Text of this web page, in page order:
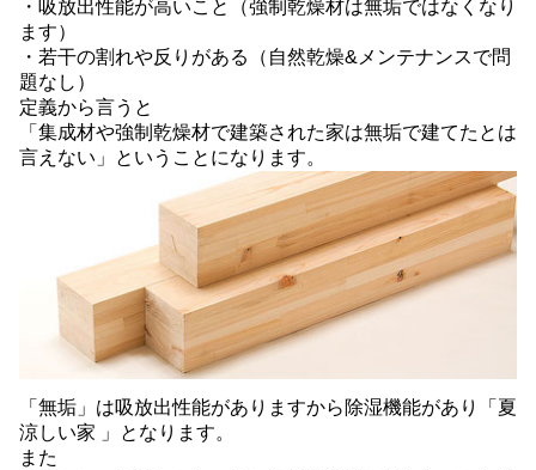
・吸放出性能が高いこと（強制乾燥材は無垢ではなくなり
ます）
・若干の割れや反りがある（自然乾燥&メンテナンスで問
題なし）
定義から言うと
「集成材や強制乾燥材で建築された家は無垢で建てたとは
言えない」ということになります。
「無垢」は吸放出性能がありますから除湿機能があり「夏
涼しい家 」となります。
また